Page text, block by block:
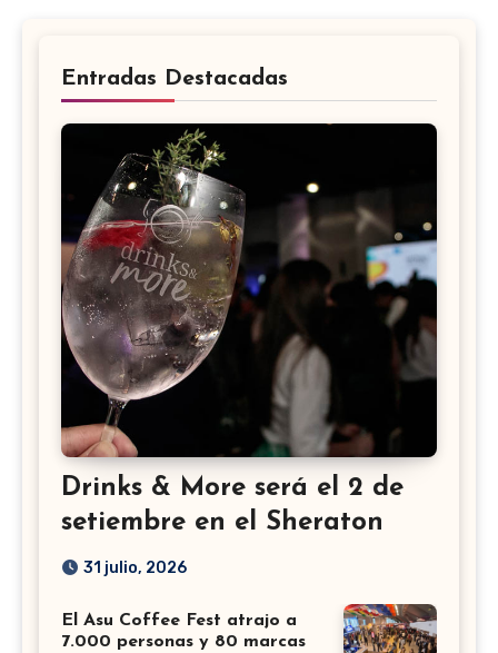
Entradas Destacadas
Drinks & More será el 2 de
setiembre en el Sheraton
31 julio, 2026
El Asu Coffee Fest atrajo a
7.000 personas y 80 marcas